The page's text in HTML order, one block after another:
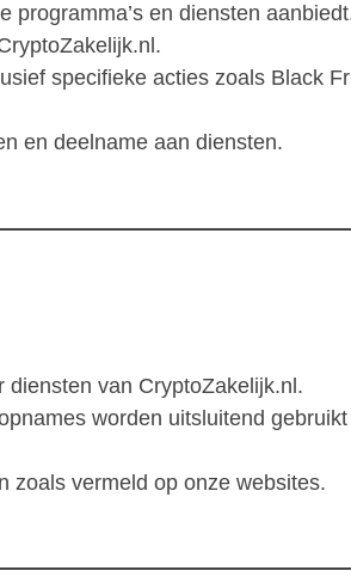
programma’s en diensten
specifieke acties zoals Black
en deelname aan diensten.
van CryptoZakelijk.nl.
worden uitsluitend
zoals vermeld op onze websites.